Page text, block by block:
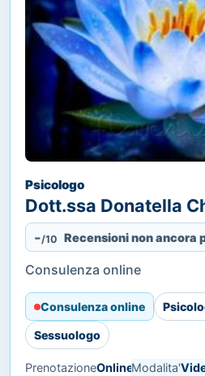
Psicologo
Dott.ssa Donatella
-/10 Recensioni non ancora
Consulenza online
Consulenza online
Sessuologo
PrenotazioneOnlineModalita'